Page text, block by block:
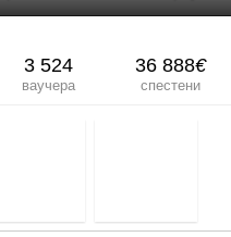
3 524
ваучера
36 888€
спестени